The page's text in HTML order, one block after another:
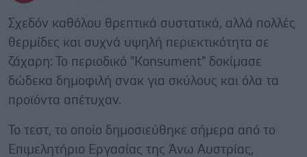
Σχεδόν καθόλου θρεπτικά συστατικά, αλλά πολλές
θερμίδες και συχνά υψηλή περιεκτικότητα σε
ζάχαρη: Το περιοδικό "Konsument" δοκίμασε
δώδεκα δημοφιλή σνακ για σκύλους και όλα τα
προϊόντα απέτυχαν.
Το τεστ, το οποίο δημοσιεύθηκε σήμερα από το
Επιμελητήριο Εργασίας της Άνω Αυστρίας,